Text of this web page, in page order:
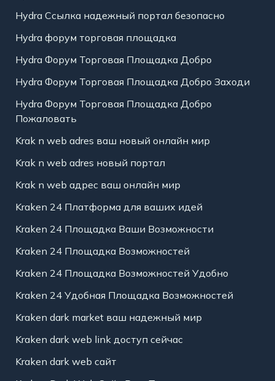
Hydra Ссылка надежный портал безопасно
Hydra форум торговая площадка
Hydra Форум Торговая Площадка Добро
Hydra Форум Торговая Площадка Добро Заходи
Hydra Форум Торговая Площадка Добро
Пожаловать
Krak n web adres ваш новый онлайн мир
Krak n web adres новый портал
Krak n web адрес ваш онлайн мир
Kraken 24 Платформа для ваших идей
Kraken 24 Площадка Ваши Возможности
Kraken 24 Площадка Возможностей
Kraken 24 Площадка Возможностей Удобно
Kraken 24 Удобная Площадка Возможностей
Kraken dark market ваш надежный мир
Kraken dark web link доступ сейчас
Kraken dark web сайт